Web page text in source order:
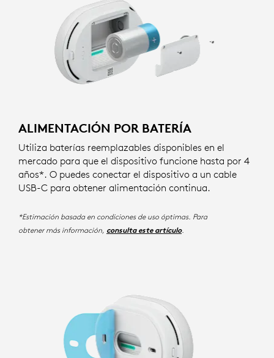
ALIMENTACIÓN POR BATERÍA
Utiliza baterías reemplazables disponibles en el
mercado para que el dispositivo funcione hasta por 4
años*. O puedes conectar el dispositivo a un cable
USB-C para obtener alimentación continua.
*Estimación basada en condiciones de uso óptimas. Para
obtener más información, consulta este artículo.